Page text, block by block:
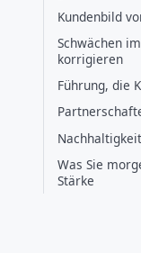
Kundenbild
Schwächen
korrigieren
Führung, die
Was Sie
Stärke